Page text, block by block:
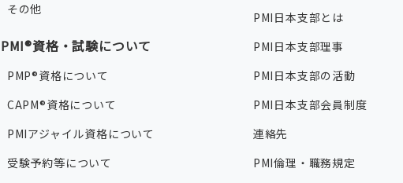
その他
PMI®資格・試験について
PMP®資格について
CAPM®資格について
PMIアジャイル資格について
受験予約等について
PMI日本支部とは
PMI日本支部理事
PMI日本支部の活動
PMI日本支部会員制度
連絡先
PMI倫理・職務規定